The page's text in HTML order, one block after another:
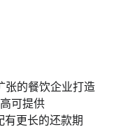
张的餐饮企业打造
可提供
有更长的还款期